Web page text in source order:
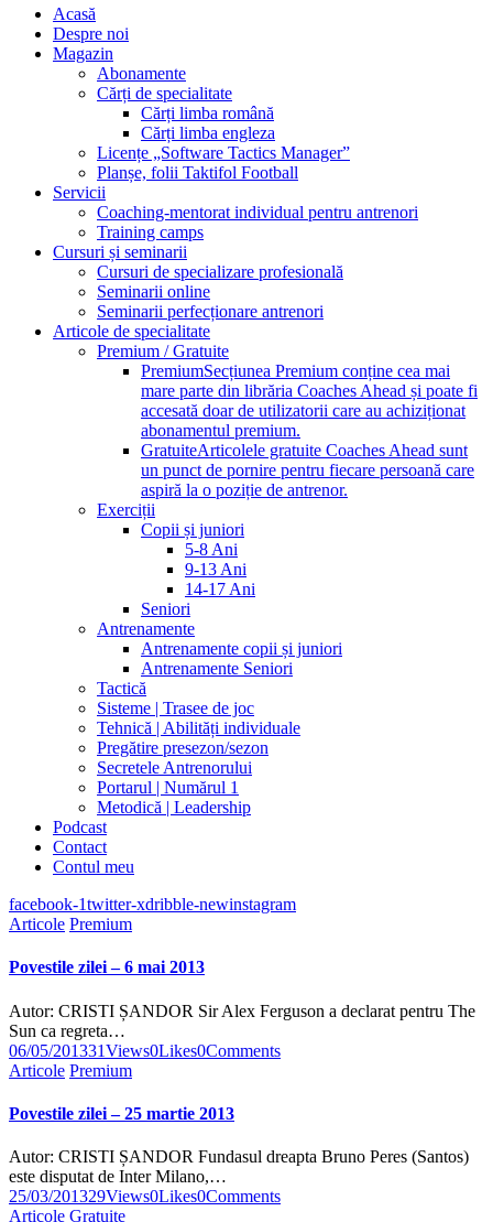
Acasă
Despre noi
Magazin
Abonamente
Cărți de specialitate
Cărți limba română
Cărți limba engleza
Licențe „Software Tactics Manager”
Planșe, folii Taktifol Football
Servicii
Coaching-mentorat individual pentru antrenori
Training camps
Cursuri și seminarii
Cursuri de specializare profesională
Seminarii online
Seminarii perfecționare antrenori
Articole de specialitate
Premium / Gratuite
PremiumSecțiunea Premium conține cea mai
mare parte din librăria Coaches Ahead și poate fi
accesată doar de utilizatorii care au achiziționat
abonamentul premium.
GratuiteArticolele gratuite Coaches Ahead sunt
un punct de pornire pentru fiecare persoană care
aspiră la o poziție de antrenor.
Exerciții
Copii și juniori
5-8 Ani
9-13 Ani
14-17 Ani
Seniori
Antrenamente
Antrenamente copii și juniori
Antrenamente Seniori
Tactică
Sisteme | Trasee de joc
Tehnică | Abilități individuale
Pregătire presezon/sezon
Secretele Antrenorului
Portarul | Numărul 1
Metodică | Leadership
Podcast
Contact
Contul meu
facebook-1twitter-xdribble-newinstagram
Articole Premium
Povestile zilei – 6 mai 2013
Autor: CRISTI ȘANDOR Sir Alex Ferguson a declarat pentru The
Sun ca regreta…
06/05/201331Views0Likes0Comments
Articole Premium
Povestile zilei – 25 martie 2013
Autor: CRISTI ȘANDOR Fundasul dreapta Bruno Peres (Santos)
este disputat de Inter Milano,…
25/03/201329Views0Likes0Comments
Articole Gratuite